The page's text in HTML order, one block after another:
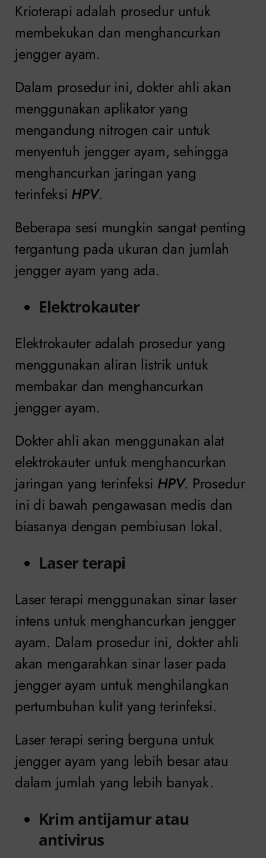
Krioterapi adalah prosedur untuk
membekukan dan menghancurkan
jengger ayam.
Dalam prosedur ini, dokter ahli akan
menggunakan aplikator yang
mengandung nitrogen cair untuk
menyentuh jengger ayam, sehingga
menghancurkan jaringan yang
terinfeksi HPV.
Beberapa sesi mungkin sangat penting
tergantung pada ukuran dan jumlah
jengger ayam yang ada.
Elektrokauter
Elektrokauter adalah prosedur yang
menggunakan aliran listrik untuk
membakar dan menghancurkan
jengger ayam.
Dokter ahli akan menggunakan alat
elektrokauter untuk menghancurkan
jaringan yang terinfeksi HPV. Prosedur
ini di bawah pengawasan medis dan
biasanya dengan pembiusan lokal.
Laser terapi
Laser terapi menggunakan sinar laser
intens untuk menghancurkan jengger
ayam. Dalam prosedur ini, dokter ahli
akan mengarahkan sinar laser pada
jengger ayam untuk menghilangkan
pertumbuhan kulit yang terinfeksi.
Laser terapi sering berguna untuk
jengger ayam yang lebih besar atau
dalam jumlah yang lebih banyak.
Krim antijamur atau
antivirus